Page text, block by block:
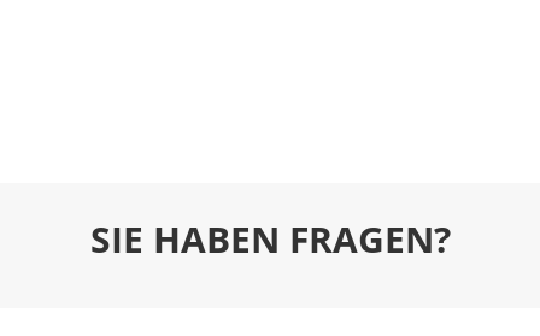
SIE HABEN FRAGEN?